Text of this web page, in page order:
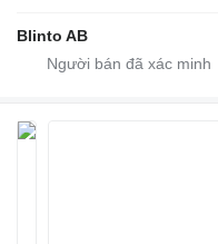
Blinto AB